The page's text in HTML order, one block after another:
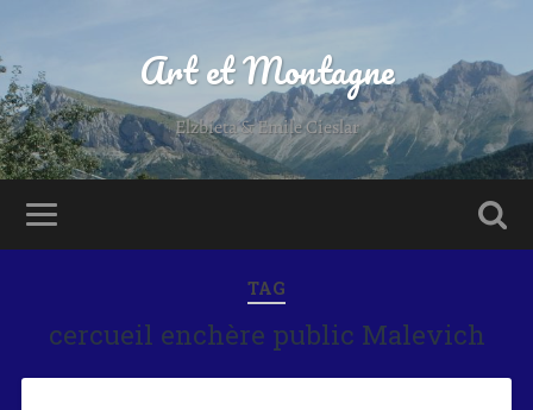
Art et Montagne
Elzbieta & Emile Cieslar
TAG
cercueil enchère public Malevich